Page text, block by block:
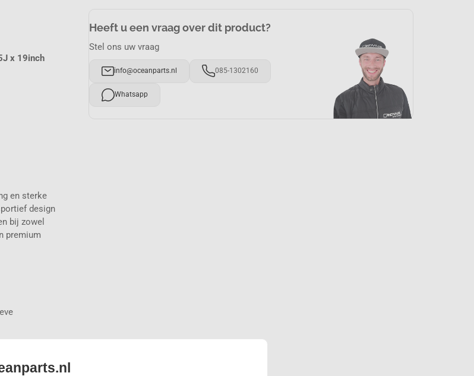
Heeft u een vraag over dit product?
Stel ons uw vraag
info@oceanparts.nl 085-1302160
Whatsapp
x 19inch
en sterke
design
bij zowel
premium